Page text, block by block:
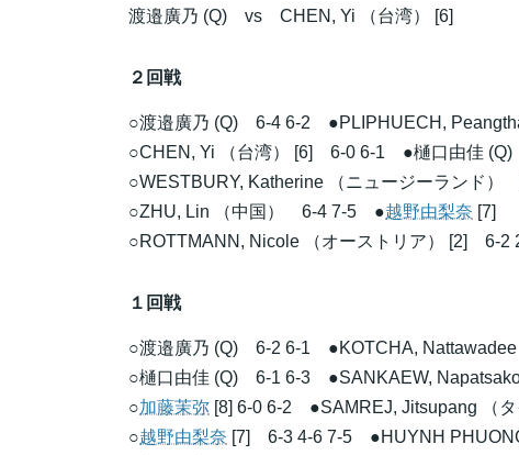
渡邉廣乃 (Q) vs CHEN, Yi （台湾） [6]
２回戦
○渡邉廣乃 (Q) 6-4 6-2 ●PLIPHUECH,
○CHEN, Yi （台湾） [6] 6-0 6-1 ●樋口由佳 (Q)
○WESTBURY, Katherine （ニュージーランド
○ZHU, Lin （中国） 6-4 7-5 ●越野由梨奈 [7]
○ROTTMANN, Nicole （オーストリア） [2] 6-
１回戦
○渡邉廣乃 (Q) 6-2 6-1 ●KOTCHA, Nattawadee
○樋口由佳 (Q) 6-1 6-3 ●SANKAEW,
○加藤茉弥 [8] 6-0 6-2 ●SAMREJ, Jitsupang （タ
○越野由梨奈 [7] 6-3 4-6 7-5 ●HUYNH PHUONG